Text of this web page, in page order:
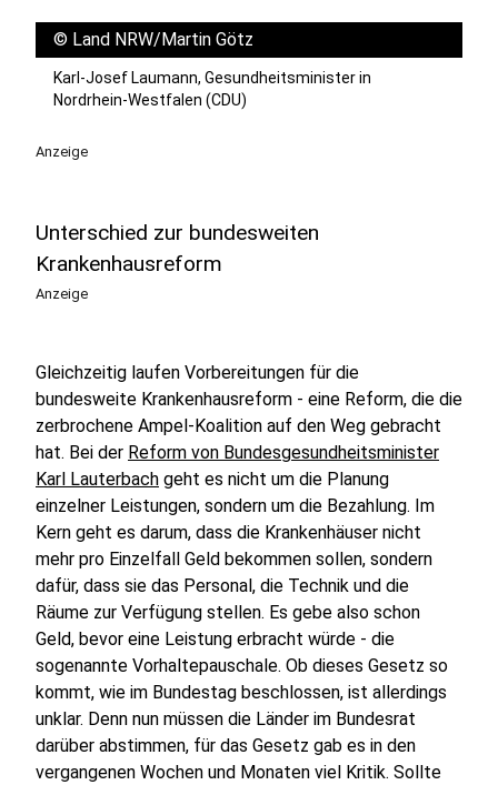
© Land NRW/Martin Götz
Karl-Josef Laumann, Gesundheitsminister in
Nordrhein-Westfalen (CDU)
Anzeige
Unterschied zur bundesweiten
Krankenhausreform
Anzeige
Gleichzeitig laufen Vorbereitungen für die
bundesweite Krankenhausreform - eine Reform, die die
zerbrochene Ampel-Koalition auf den Weg gebracht
hat. Bei der Reform von Bundesgesundheitsminister
Karl Lauterbach geht es nicht um die Planung
einzelner Leistungen, sondern um die Bezahlung. Im
Kern geht es darum, dass die Krankenhäuser nicht
mehr pro Einzelfall Geld bekommen sollen, sondern
dafür, dass sie das Personal, die Technik und die
Räume zur Verfügung stellen. Es gebe also schon
Geld, bevor eine Leistung erbracht würde - die
sogenannte Vorhaltepauschale. Ob dieses Gesetz so
kommt, wie im Bundestag beschlossen, ist allerdings
unklar. Denn nun müssen die Länder im Bundesrat
darüber abstimmen, für das Gesetz gab es in den
vergangenen Wochen und Monaten viel Kritik. Sollte